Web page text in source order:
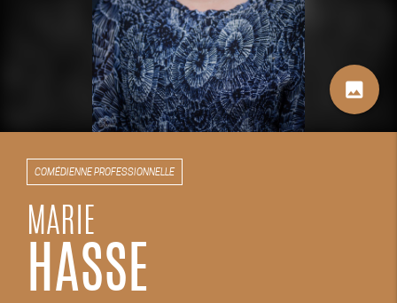
image
COMÉDIENNE PROFESSIONNELLE
MARIE
HASSE